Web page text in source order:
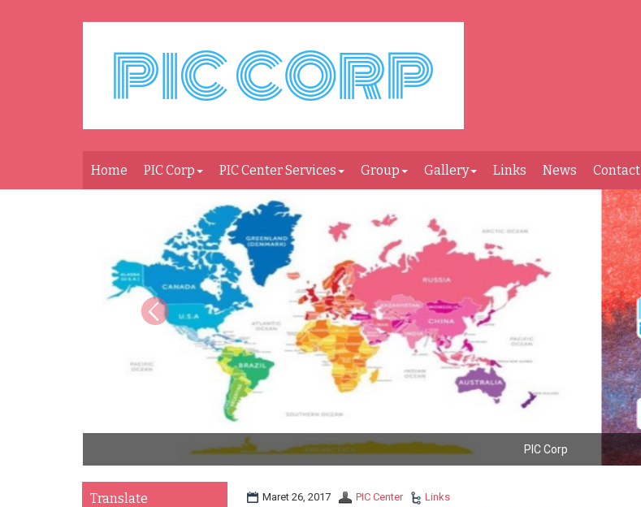
Home PIC Corp PIC Center Services Group Gallery Links News Contact
PIC Corp
Maret 26, 2017 PIC Center Links
Translate